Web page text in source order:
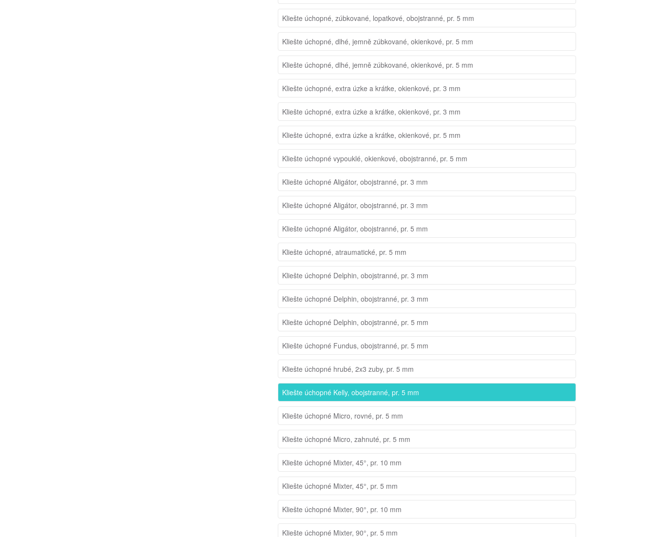
Kliešte úchopné, zúbkované, lopatkové, obojstranné, pr. 5 mm
Kliešte úchopné, dlhé, jemně zúbkované, okienkové, pr. 5 mm
Kliešte úchopné, dlhé, jemně zúbkované, okienkové, pr. 5 mm
Kliešte úchopné, extra úzke a krátke, okienkové, pr. 3 mm
Kliešte úchopné, extra úzke a krátke, okienkové, pr. 3 mm
Kliešte úchopné, extra úzke a krátke, okienkové, pr. 5 mm
Kliešte úchopné vypouklé, okienkové, obojstranné, pr. 5 mm
Kliešte úchopné Aligátor, obojstranné, pr. 3 mm
Kliešte úchopné Aligátor, obojstranné, pr. 3 mm
Kliešte úchopné Aligátor, obojstranné, pr. 5 mm
Kliešte úchopné, atraumatické, pr. 5 mm
Kliešte úchopné Delphin, obojstranné, pr. 3 mm
Kliešte úchopné Delphin, obojstranné, pr. 3 mm
Kliešte úchopné Delphin, obojstranné, pr. 5 mm
Kliešte úchopné Fundus, obojstranné, pr. 5 mm
Kliešte úchopné hrubé, 2x3 zuby, pr. 5 mm
Kliešte úchopné Kelly, obojstranné, pr. 5 mm
Kliešte úchopné Micro, rovné, pr. 5 mm
Kliešte úchopné Micro, zahnuté, pr. 5 mm
Kliešte úchopné Mixter, 45°, pr. 10 mm
Kliešte úchopné Mixter, 45°, pr. 5 mm
Kliešte úchopné Mixter, 90°, pr. 10 mm
Kliešte úchopné Mixter, 90°, pr. 5 mm